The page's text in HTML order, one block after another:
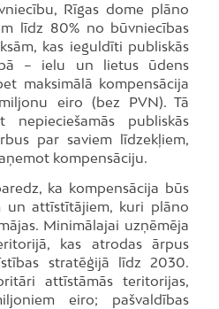
Rīgas dome plāno
līdz 80% no būvniecības
kas ieguldīti publiskās
– ielu un lietus ūdens
maksimālā kompensācija
eiro (bez PVN). Tā
nepieciešamās publiskās
par saviem līdzekļiem,
kompensāciju.
ka kompensācija būs
un attīstītājiem, kuri plāno
Minimālajai uzņēmēja
kas atrodas ārpus
stratēģijā līdz 2030.
attīstāmās teritorijas,
eiro; pašvaldības